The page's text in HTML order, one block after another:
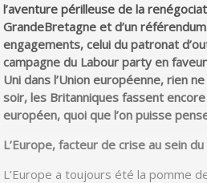
l’aventure périlleuse de la
GrandeBretagne et d’un
engagements, celui du patronat
campagne du Labour party en
Uni dans l’Union européenne, rien
soir, les Britanniques fassent
européen, quoi que l’on puisse
L’Europe, facteur de crise au sein
L’Europe a toujours été la pomme